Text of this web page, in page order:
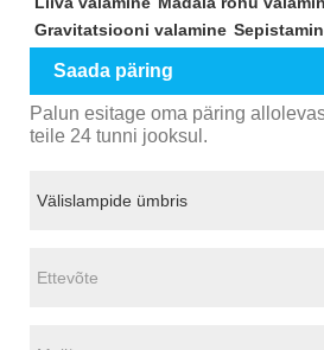
Gravitatsiooni valamine
Saada päring
Palun esitage oma päring
teile 24 tunni jooksul.